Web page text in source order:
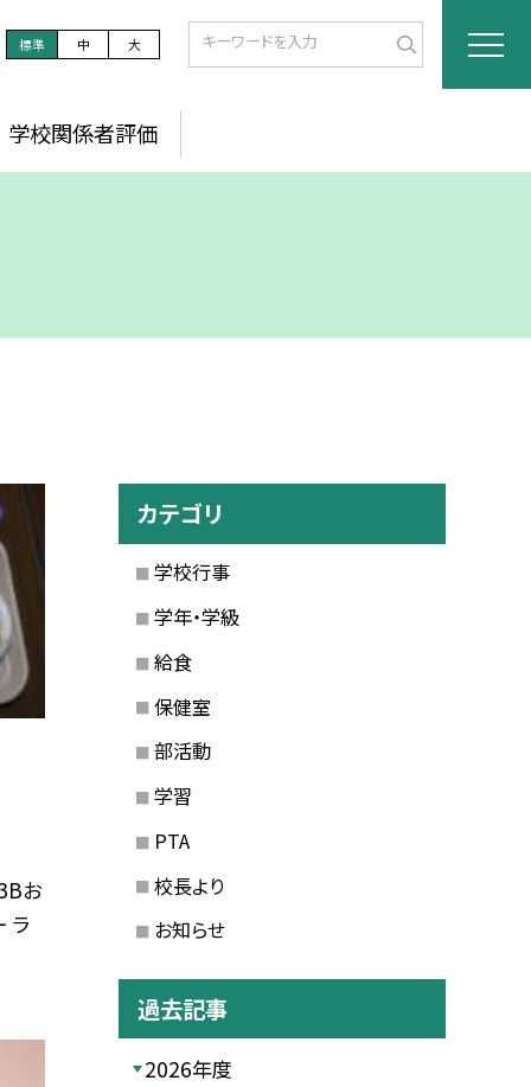
標準 中 大
学校関係者評価
お
ラ
カテゴリ
学校行事
学年・学級
給食
保健室
部活動
学習
PTA
校長より
お知らせ
過去記事
2026年度